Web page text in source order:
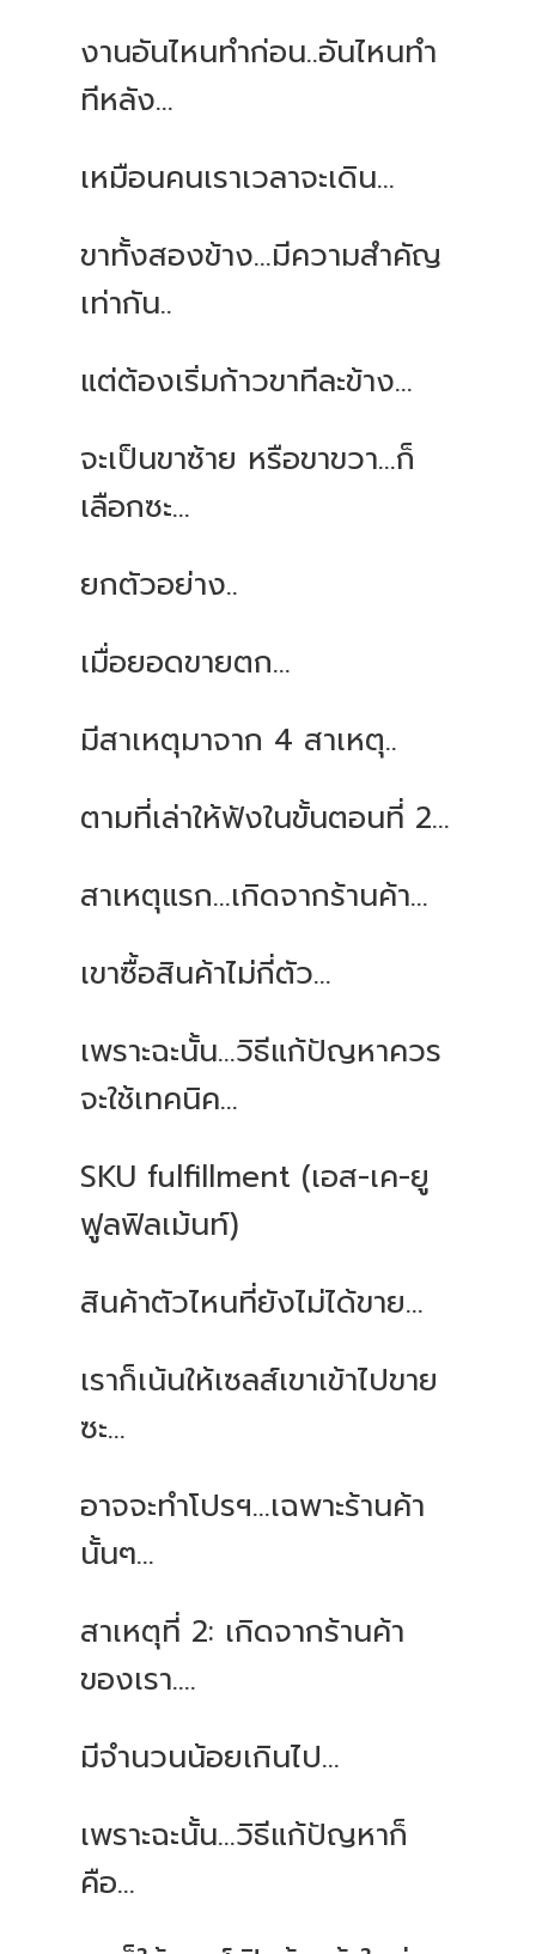
งานอันไหนทำก่อน..อันไหนทำ
ทีหลัง...
เหมือนคนเราเวลาจะเดิน...
ขาทั้งสองข้าง...มีความสำคัญ
เท่ากัน..
แต่ต้องเริ่มก้าวขาทีละข้าง...
จะเป็นขาซ้าย หรือขาขวา...ก็
เลือกซะ...
ยกตัวอย่าง..
เมื่อยอดขายตก...
มีสาเหตุมาจาก 4 สาเหตุ..
ตามที่เล่าให้ฟังในขั้นตอนที่ 2...
สาเหตุแรก...เกิดจากร้านค้า...
เขาซื้อสินค้าไม่กี่ตัว...
เพราะฉะนั้น...วิธีแก้ปัญหาควร
จะใช้เทคนิค...
SKU fulfillment (เอส-เค-ยู
ฟูลฟิลเม้นท์)
สินค้าตัวไหนที่ยังไม่ได้ขาย...
เราก็เน้นให้เซลส์เขาเข้าไปขาย
ซะ...
อาจจะทำโปรฯ...เฉพาะร้านค้า
นั้นๆ...
สาเหตุที่ 2: เกิดจากร้านค้า
ของเรา....
มีจำนวนน้อยเกินไป...
เพราะฉะนั้น...วิธีแก้ปัญหาก็
คือ...